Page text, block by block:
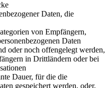
Daten, die
von Empfängern,
Daten
oder noch offengelegt werden,
in Drittländern oder bei
Dauer, für die die
gespeichert werden, oder,